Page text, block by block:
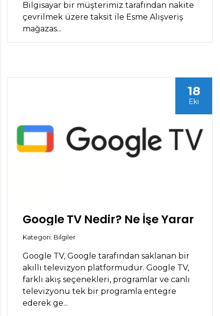
Bilgisayar bir müşterimiz tarafından nakite
çevrilmek üzere taksit ile Esme Alışveriş
mağazas...
18
Eki
Google TV Nedir? Ne İşe Yarar
Kategori: Bilgiler
Google TV, Google tarafından saklanan bir
akıllı televizyon platformudur. Google TV,
farklı akış seçenekleri, programlar ve canlı
televizyonu tek bir programla entegre
ederek ge...